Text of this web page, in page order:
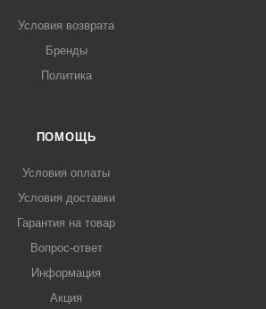
Условия возврата
Бренды
Политика
ПОМОЩЬ
Условия оплаты
Условия доставки
Гарантия на товар
Вопрос-ответ
Информация
Акция